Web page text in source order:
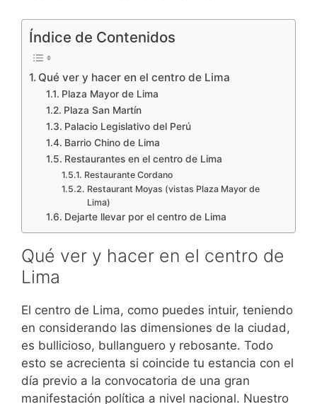
Índice de Contenidos
Qué ver y hacer en el centro de Lima
Plaza Mayor de Lima
Plaza San Martín
Palacio Legislativo del Perú
Barrio Chino de Lima
Restaurantes en el centro de Lima
Restaurante Cordano
Restaurant Moyas (vistas Plaza Mayor de
Lima)
Dejarte llevar por el centro de Lima
Qué ver y hacer en el centro de
Lima
El centro de Lima, como puedes intuir, teniendo
en considerando las dimensiones de la ciudad,
es bullicioso, bullanguero y rebosante. Todo
esto se acrecienta si coincide tu estancia con el
día previo a la convocatoria de una gran
manifestación política a nivel nacional. Nuestro